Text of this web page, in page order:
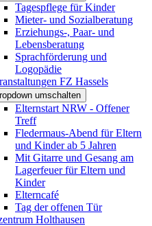
Tagespflege für Kinder
Mieter- und Sozialberatung
Erziehungs-, Paar- und
Lebensberatung
Sprachförderung und
Logopädie
FZ Hassels
umschalten
Elternstart NRW - Offener
Treff
Fledermaus-Abend für Eltern
und Kinder ab 5 Jahren
Mit Gitarre und Gesang am
Lagerfeuer für Eltern und
Kinder
Elterncafé
Tag der offenen Tür
Holthausen